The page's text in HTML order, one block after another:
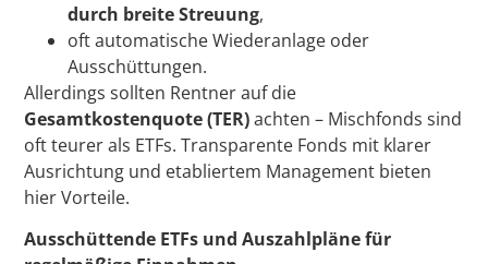
durch breite Streuung,
oft automatische Wiederanlage oder
Ausschüttungen.
Allerdings sollten Rentner auf die
Gesamtkostenquote (TER)achten – Mischfonds sind
oft teurer als ETFs. Transparente Fonds mit klarer
Ausrichtung und etabliertem Management bieten
hier Vorteile.
Ausschüttende ETFs und Auszahlpläne für